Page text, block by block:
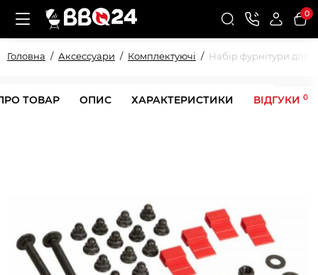
0
Головна Аксессуари Комплектуючі Набір фурнітури для
ТОВАР ОПИС ХАРАКТЕРИСТИКИ ВІДГУКИ 0